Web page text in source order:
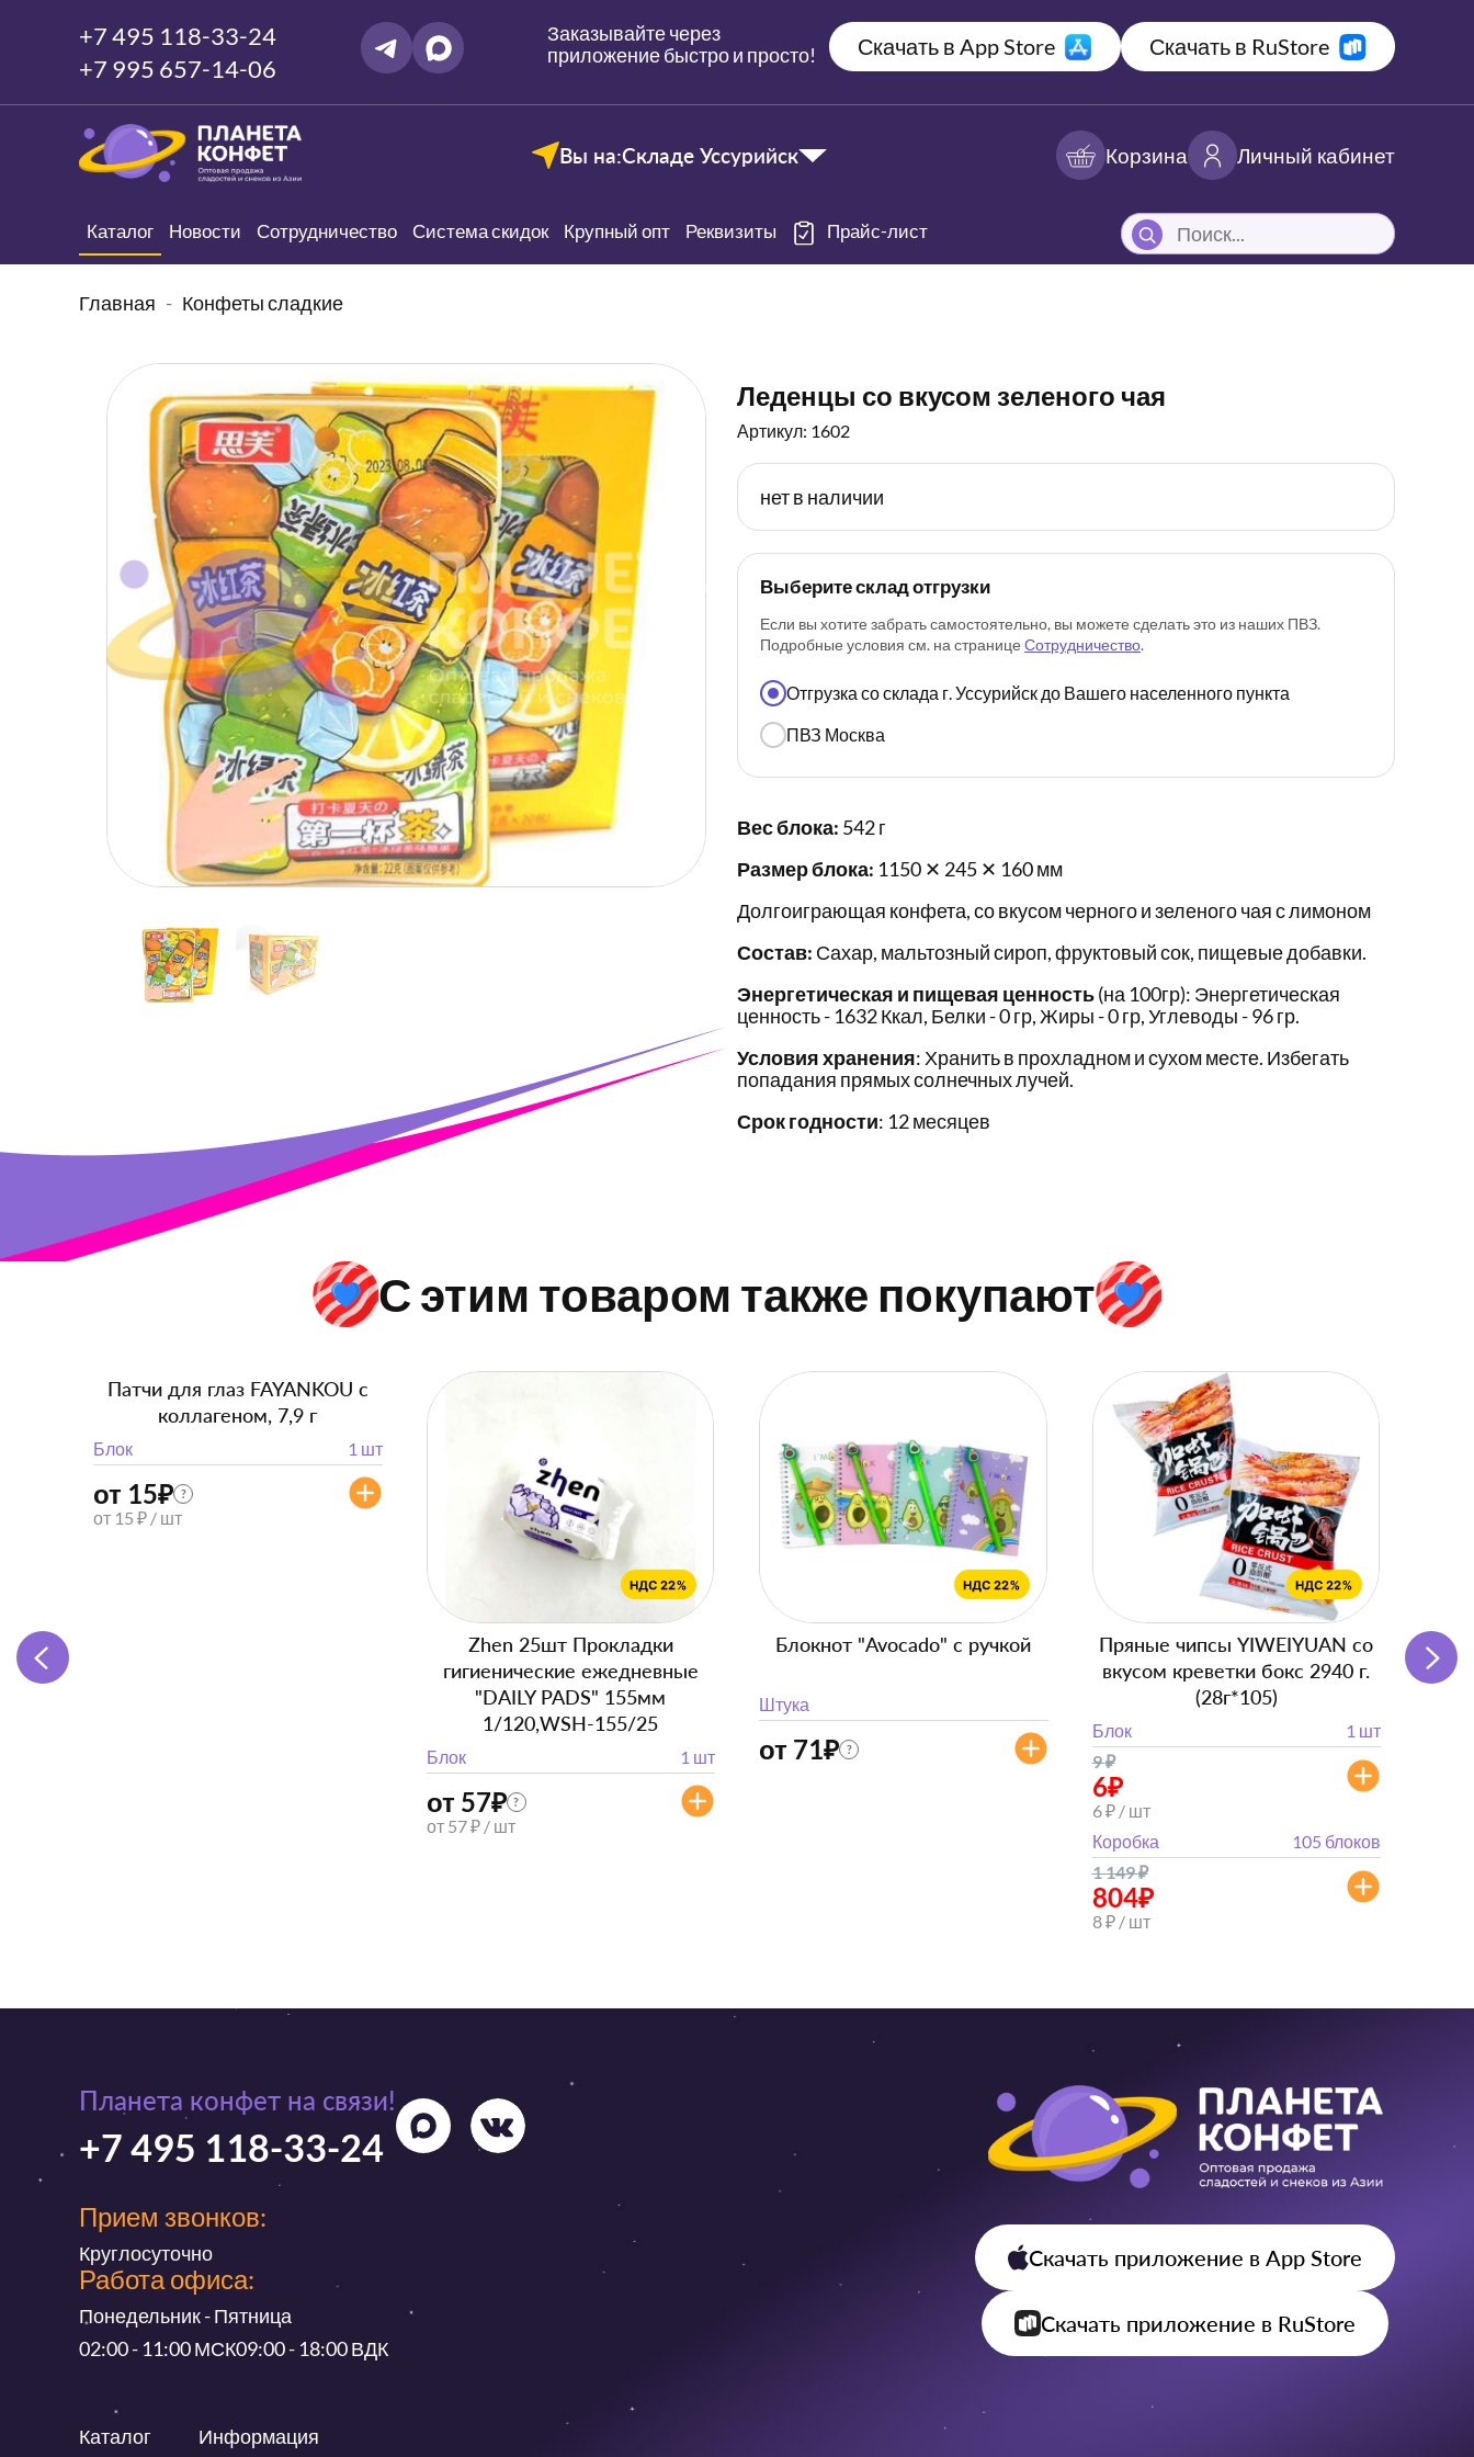
+7 495 118-33-24
+7 995 657-14-06
Заказывайте через
приложение быстро и просто!
Скачать в App Store Скачать в RuStore
Вы на:Складе Уссурийск Корзина Личный кабинет
Каталог Новости Сотрудничество Система скидок Крупный опт Реквизиты Прайс-лист
Главная Конфеты сладкие
Леденцы со вкусом зеленого чая
Артикул: 1602
нет в наличии
Выберите склад отгрузки
Если вы хотите забрать самостоятельно, вы можете сделать это из наших ПВЗ.
Подробные условия см. на странице Сотрудничество.
Отгрузка со склада г. Уссурийск до Вашего населенного пункта
ПВЗ Москва
Вес блока: 542 г
Размер блока: 1150 ✕ 245 ✕ 160 мм
Долгоиграющая конфета, со вкусом черного и зеленого чая с лимоном
Состав: Сахар, мальтозный сироп, фруктовый сок, пищевые добавки.
Энергетическая и пищевая ценность(на 100гр): Энергетическая
ценность - 1632 Ккал, Белки - 0 гр, Жиры - 0 гр, Углеводы - 96 гр.
Условия хранения: Хранить в прохладном и сухом месте. Избегать
попадания прямых солнечных лучей.
Срок годности: 12 месяцев
С этим товаром также покупают
Патчи для глаз FAYANKOU с
коллагеном, 7,9 г
Блок 1 шт
от 15₽ ?
от 15 ₽ / шт
Zhen 25шт Прокладки
гигиенические ежедневные
"DAILY PADS" 155мм
1/120,WSH-155/25
Блок 1 шт
от 57₽ ?
от 57 ₽ / шт
Блокнот "Avocado" с ручкой
Штука
от 71₽ ?
Пряные чипсы YIWEIYUAN со
вкусом креветки бокс 2940 г.
(28г*105)
Блок
1 шт
9₽
6₽
6 ₽ / шт
Коробка
105 блоков
1 149₽
804₽
8 ₽ / шт
Планета конфет на связи!
+7 495 118-33-24
Прием звонков:
Круглосуточно
Работа офиса:
Понедельник - Пятница
02:00 - 11:00 МСК09:00 - 18:00 ВДК
Каталог Информация
Скачать приложение в App Store
Скачать приложение в RuStore